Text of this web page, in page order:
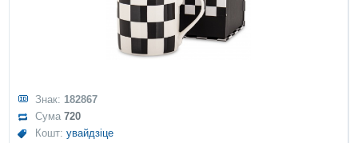
Знак: 182867
Сума720
Кошт:увайдзіце